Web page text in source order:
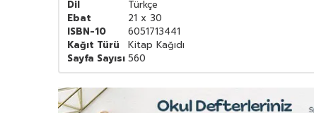
Dil
Türkçe
Ebat
21 x 30
ISBN-10
6051713441
Kağıt Türü
Kitap Kağıdı
Sayfa Sayısı 560